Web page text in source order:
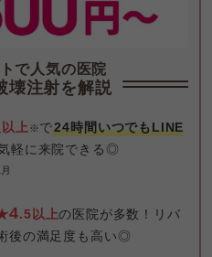
で人気の医院
壊注射を解説
上 ※ で24時間いつでもLINE
4.5以上の医院が多数！リバ
後の満足度も高い◎